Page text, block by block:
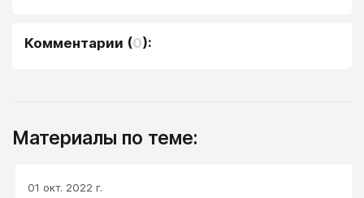
Комментарии (0):
Материалы по теме:
01 окт. 2022 г.